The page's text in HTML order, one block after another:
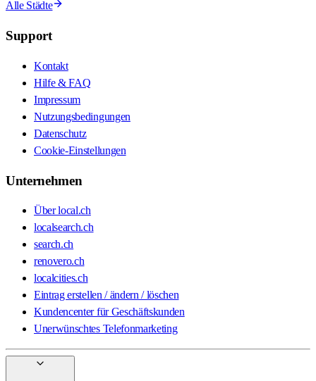
Alle Städte
Support
Kontakt
Hilfe & FAQ
Impressum
Nutzungsbedingungen
Datenschutz
Cookie-Einstellungen
Unternehmen
Über local.ch
localsearch.ch
search.ch
renovero.ch
localcities.ch
Eintrag erstellen / ändern / löschen
Kundencenter für Geschäftskunden
Unerwünschtes Telefonmarketing